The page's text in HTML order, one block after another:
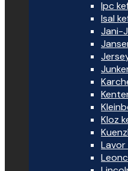
Ipc
Isal
Jani-
Kloz
Lavor